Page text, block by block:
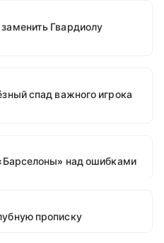
Гвардиолу
спад важного игрока
над ошибками
прописку